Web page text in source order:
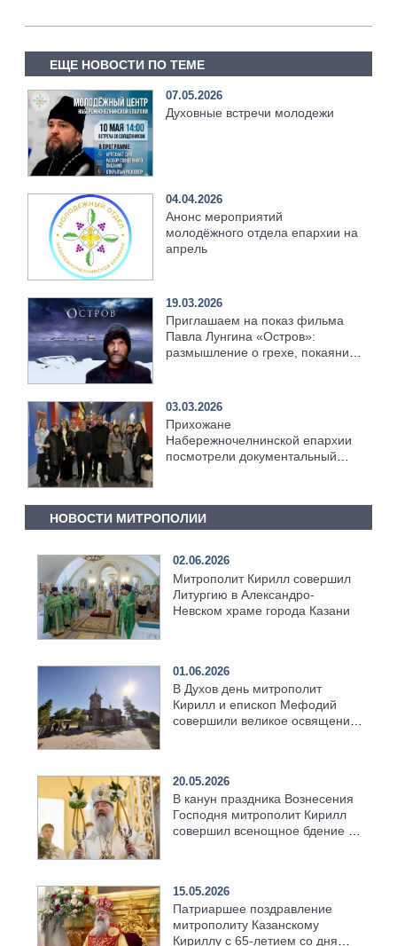
ЕЩЕ НОВОСТИ ПО ТЕМЕ
07.05.2026
Духовные встречи молодежи
04.04.2026
Анонс мероприятий
молодёжного отдела епархии на
апрель
19.03.2026
Приглашаем на показ фильма
Павла Лунгина «Остров»:
размышление о грехе, покаянии
03.03.2026
Прихожане
Набережночелнинской епархии
посмотрели документальный
НОВОСТИ МИТРОПОЛИИ
02.06.2026
Митрополит Кирилл совершил
Литургию в Александро-
Невском храме города Казани
01.06.2026
В Духов день митрополит
Кирилл и епископ Мефодий
совершили великое освящение
20.05.2026
В канун праздника Вознесения
Господня митрополит Кирилл
совершил всенощное бдение в
15.05.2026
Патриаршее поздравление
митрополиту Казанскому
Кириллу с 65-летием со дня